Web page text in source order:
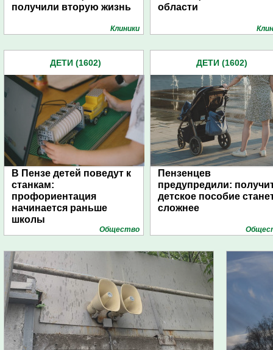
получили вторую жизнь
Клиники
области
ДЕТИ (1602)
В Пензе детей поведут к
станкам:
профориентация
начинается раньше
школы
Общество
ДЕТИ (1602)
Пензенцев
предупредили:
детское пособие
сложнее